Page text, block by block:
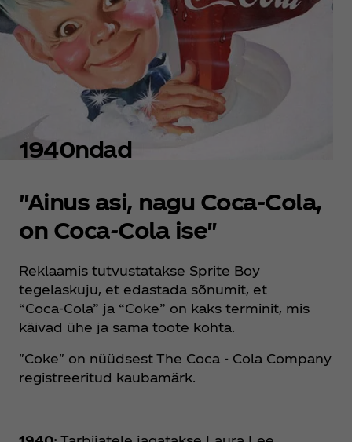
1940ndad
"Ainus asi, nagu Coca‑Cola,
on Coca‑Cola ise"
Reklaamis tutvustatakse Sprite Boy
tegelaskuju, et edastada sõnumit, et
“Coca‑Cola” ja “Coke” on kaks terminit, mis
käivad ühe ja sama toote kohta.
"Coke" on nüüdsest The Coca ‑ Cola Company
registreeritud kaubamärk.